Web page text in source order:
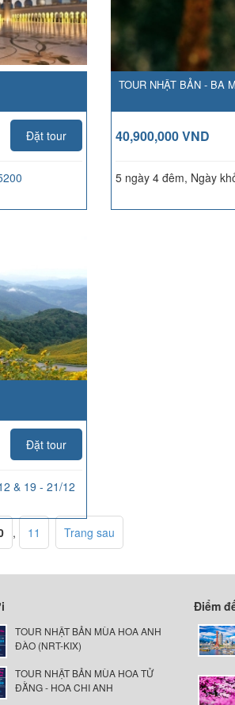
Đặt tour
TOUR NHẬT BẢN - BA
40,900,000 VND
5 ngày 4 đêm, Ngày
Đặt tour
& 19 - 21/12
, 11
Trang sau
TOUR NHẬT BẢN MÙA HOA ANH
ĐÀO (NRT-KIX)
TOUR NHẬT BẢN MÙA HOA TỬ
ĐẰNG - HOA CHI ANH
Điểm